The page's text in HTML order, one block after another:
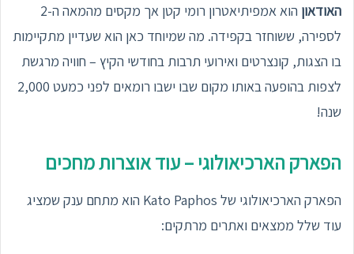
האודאון
הוא אמפיתיאטרון רומי קטן אך מקסים מהמאה ה-2
לספירה, ששוחזר בקפידה. מה שמיוחד כאן הוא שעדיין מתקיימות
בו הצגות, קונצרטים ואירועי תרבות בחודשי הקיץ – חוויה מרגשת
לצפות בהופעה באותו מקום שבו ישבו רומאים לפני כמעט 2,000
שנה!
הפארק הארכיאולוגי – עוד אוצרות מחכים
הפארק הארכיאולוגי של Kato Paphos הוא מתחם ענק שמציג
עוד שלל ממצאים ואתרים מרתקים: